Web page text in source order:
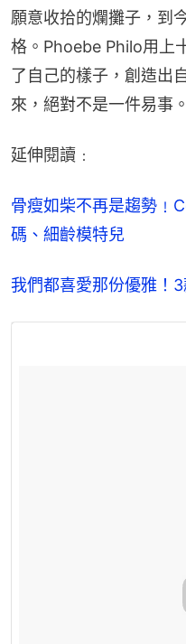
願意收拾的爛攤子，到
格。Phoebe Philo用上
了自己的樣子，創造出
來，絕對不是一件易事。
延伸閱讀﹕
骨瘦如柴不再是趨勢
碼、細齡模特兒​
我們都喜愛那份優雅！